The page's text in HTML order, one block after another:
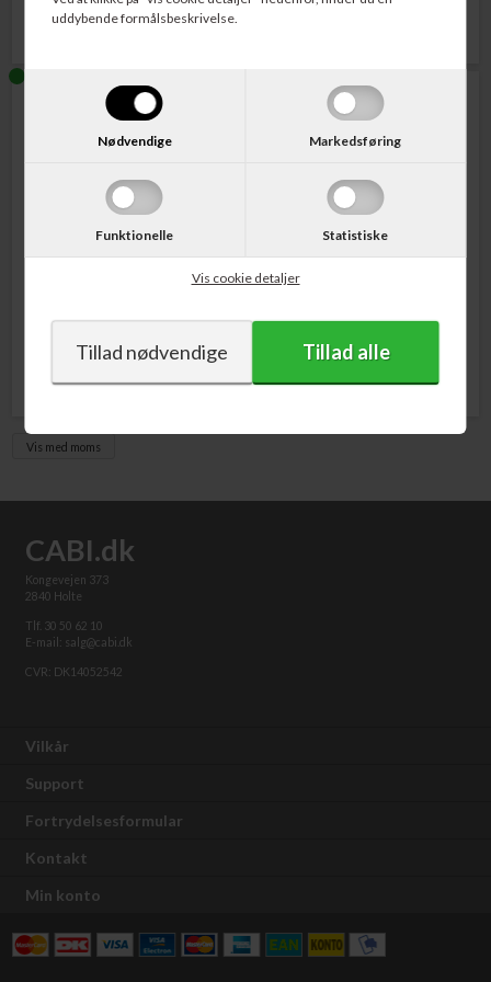
uddybende formålsbeskrivelse.
Nødvendige Markedsføring
Funktionelle Statistiske
Vis cookie detaljer
1.128,00 DKK
Container
217,00
Vis med moms
CABI.dk
Kongevejen 373
2840 Holte
Tlf. 30 50 62 10
E-mail: salg@cabi.dk
CVR: DK14052542
Vilkår
Support
Fortrydelsesformular
Kontakt
Min konto